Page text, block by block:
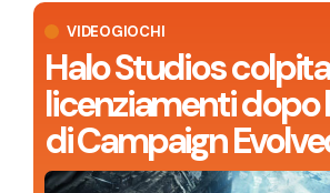
VIDEOGIOCHI
Halo Studios
licenziamenti dopo
di Campaign